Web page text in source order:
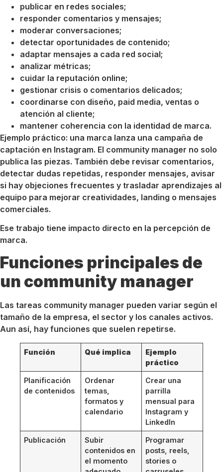
publicar en redes sociales;
responder comentarios y mensajes;
moderar conversaciones;
detectar oportunidades de contenido;
adaptar mensajes a cada red social;
analizar métricas;
cuidar la reputación online;
gestionar crisis o comentarios delicados;
coordinarse con diseño, paid media, ventas o
atención al cliente;
mantener coherencia con la identidad de marca.
Ejemplo práctico: una marca lanza una campaña de
captación en Instagram. El community manager no solo
publica las piezas. También debe revisar comentarios,
detectar dudas repetidas, responder mensajes, avisar
si hay objeciones frecuentes y trasladar aprendizajes al
equipo para mejorar creatividades, landing o mensajes
comerciales.
Ese trabajo tiene impacto directo en la percepción de
marca.
Funciones principales de
un community manager
Las tareas community manager pueden variar según el
tamaño de la empresa, el sector y los canales activos.
Aun así, hay funciones que suelen repetirse.
Función Qué implica
Ejemplo
práctico
Planificación
de contenidos
Ordenar
temas,
formatos y
calendario
Crear una
parrilla
mensual para
Instagram y
LinkedIn
Publicación
Subir
contenidos en
el momento
Programar
posts, reels,
stories o